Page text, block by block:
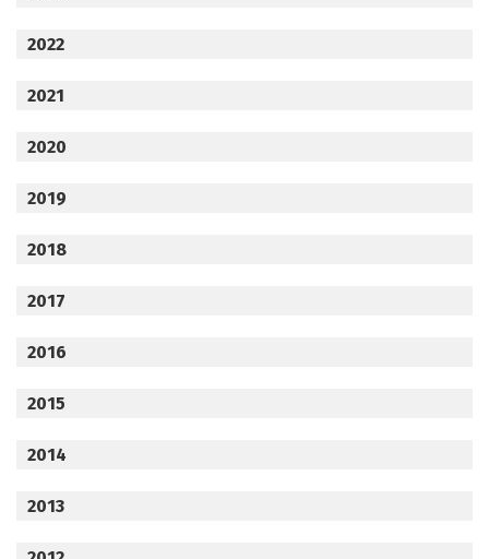
2022
2021
2020
2019
2018
2017
2016
2015
2014
2013